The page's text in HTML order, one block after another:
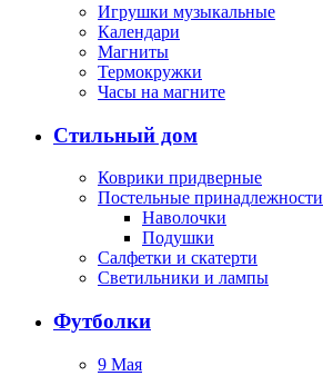
Игрушки музыкальные
Календари
Магниты
Термокружки
Часы на магните
Стильный дом
Коврики придверные
Постельные принадлежности
Наволочки
Подушки
Салфетки и скатерти
Светильники и лампы
Футболки
9 Мая